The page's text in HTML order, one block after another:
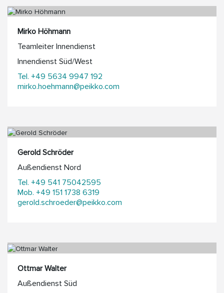
Mirko Höhmann
Teamleiter Innendienst
Innendienst Süd/West
Tel. +49 5634 9947 192
mirko.hoehmann@peikko.com
Gerold Schröder
Außendienst Nord
Tel. +49 541 75042595
Mob. +49 151 1738 6319
gerold.schroeder@peikko.com
Ottmar Walter
Außendienst Süd